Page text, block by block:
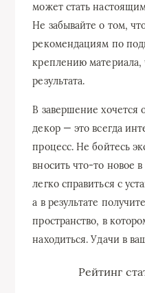
может стать
Не забывайте о том,
рекомендациям по
креплению материала,
результата.
В завершение хочется
декор — это всегда
процесс. Не бойтесь
вносить что-то новое
легко справиться с
а в результате
пространство, в
находиться. Удачи в
Рейтинг